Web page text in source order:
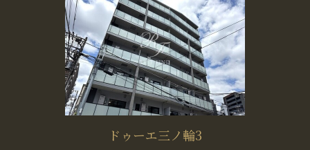
ドゥーエ三ノ輪3